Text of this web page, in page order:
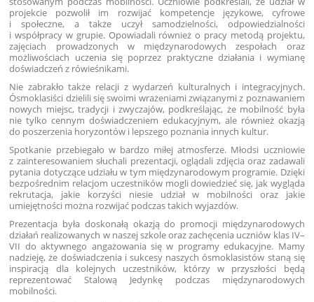
projekcie pozwolił im rozwijać kompetencje językowe, cyfrowe
i społeczne, a także uczył samodzielności, odpowiedzialności
i współpracy w grupie. Opowiadali również o pracy metodą projektu,
zajęciach prowadzonych w międzynarodowych zespołach oraz
możliwościach uczenia się poprzez praktyczne działania i wymianę
doświadczeń z rówieśnikami.
Nie zabrakło także relacji z wydarzeń kulturalnych i integracyjnych.
Ósmoklasiści dzielili się swoimi wrażeniami związanymi z poznawaniem
nowych miejsc, tradycji i zwyczajów, podkreślając, że mobilność była
nie tylko cennym doświadczeniem edukacyjnym, ale również okazją
do poszerzenia horyzontów i lepszego poznania innych kultur.
Spotkanie przebiegało w bardzo miłej atmosferze. Młodsi uczniowie
z zainteresowaniem słuchali prezentacji, oglądali zdjęcia oraz zadawali
pytania dotyczące udziału w tym międzynarodowym programie. Dzięki
bezpośrednim relacjom uczestników mogli dowiedzieć się, jak wygląda
rekrutacja, jakie korzyści niesie udział w mobilności oraz jakie
umiejętności można rozwijać podczas takich wyjazdów.
Prezentacja była doskonałą okazją do promocji międzynarodowych
działań realizowanych w naszej szkole oraz zachęcenia uczniów klas IV–
VII do aktywnego angażowania się w programy edukacyjne. Mamy
nadzieję, że doświadczenia i sukcesy naszych ósmoklasistów staną się
inspiracją dla kolejnych uczestników, którzy w przyszłości będą
reprezentować Stalową Jedynkę podczas międzynarodowych
mobilności.